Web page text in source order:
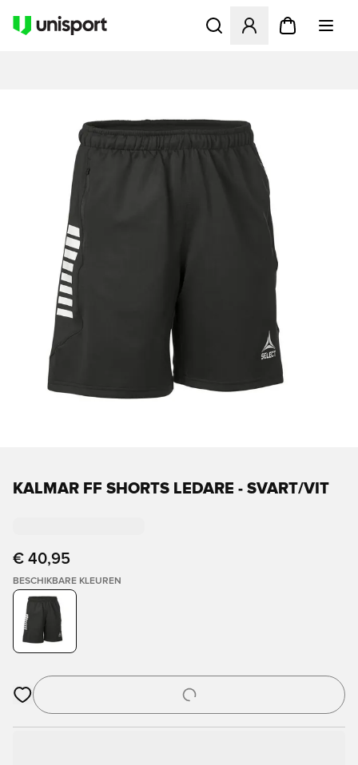
Opent een venster om in
KALMAR FF SHORTS LEDARE - SVART/VIT
€ 40,95
BESCHIKBARE KLEUREN
Opent een venster om in te loggen of je aan te melden als lid